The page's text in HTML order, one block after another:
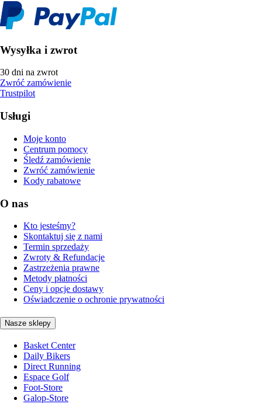
Wysyłka i zwrot
30 dni na zwrot
Zwróć zamówienie
Trustpilot
Usługi
Moje konto
Centrum pomocy
Śledź zamówienie
Zwróć zamówienie
Kody rabatowe
O nas
Kto jesteśmy?
Skontaktuj się z nami
Termin sprzedaży
Zwroty & Refundacje
Zastrzeżenia prawne
Metody płatności
Ceny i opcje dostawy
Oświadczenie o ochronie prywatności
Nasze sklepy
Basket Center
Daily Bikers
Direct Running
Espace Golf
Foot-Store
Galop-Store